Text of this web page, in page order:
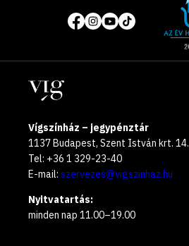
Közösségi
média
oldalak
of
year
Helyszínek
Vígszínház – jegypénztár
1137 Budapest, Szent István krt. 14.
Tel: +36 1 329-23-40
E-mail: szervezes@vigszinhaz.hu
Nyitvatartás:
minden nap 11.00–19.00